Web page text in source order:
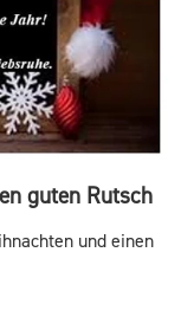
guten Rutsch
und einen